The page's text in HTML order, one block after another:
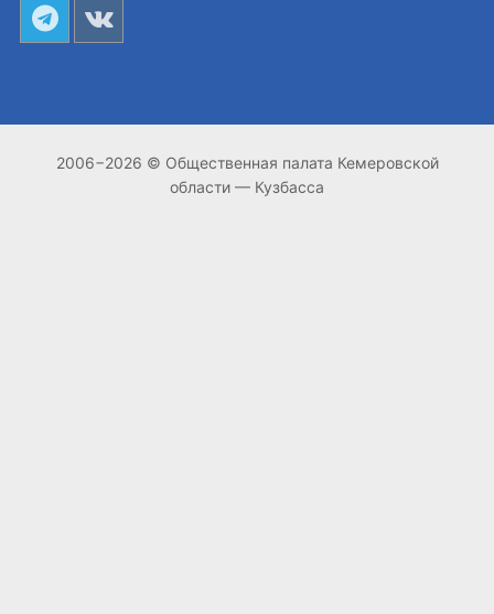
2006−2026 © Общественная палата Кемеровской
области — Кузбасса